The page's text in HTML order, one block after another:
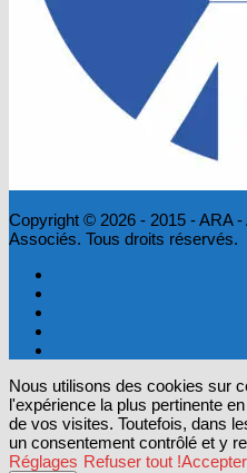
Copyright © 2026 - 2015 - ARA
Associés. Tous droits réservés.
Nous utilisons des cookies sur
l'expérience la plus pertinente
de vos visites. Toutefois, dans
un consentement contrôlé et y
Réglages Refuser tout !